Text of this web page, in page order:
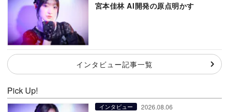
宮本佳林 AI開発の原点明かす
インタビュー記事一覧
Pick Up!
インタビュー 2026.08.06